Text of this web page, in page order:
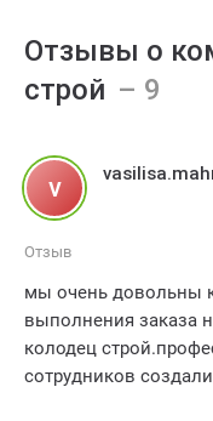
Отзывы о
строй
v
Отзыв
мы очень довольны
выполнения заказа
колодец
сотрудников